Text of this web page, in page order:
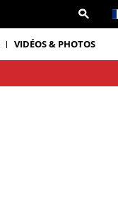
VIDÉOS & PHOTOS